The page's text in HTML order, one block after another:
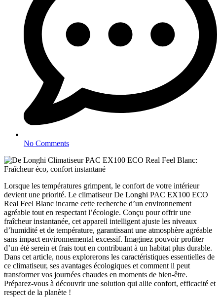
No Comments
Lorsque les températures grimpent, le confort de votre intérieur
devient une priorité. Le climatiseur De Longhi PAC EX100 ECO
Real Feel Blanc incarne cette recherche d’un environnement
agréable tout en respectant l’écologie. Conçu pour offrir une
fraîcheur instantanée, cet appareil intelligent ajuste les niveaux
d’humidité et de température, garantissant une atmosphère agréable
sans impact environnemental excessif. Imaginez pouvoir profiter
d’un été serein et frais tout en contribuant à un habitat plus durable.
Dans cet article, nous explorerons les caractéristiques essentielles de
ce climatiseur, ses avantages écologiques et comment il peut
transformer vos journées chaudes en moments de bien-être.
Préparez-vous à découvrir une solution qui allie confort, efficacité et
respect de la planète !